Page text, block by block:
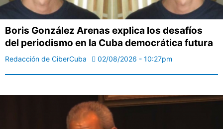
Boris González Arenas explica los desafíos
del periodismo en la Cuba democrática futura
Redacción de CiberCuba 02/08/2026 - 10:27pm